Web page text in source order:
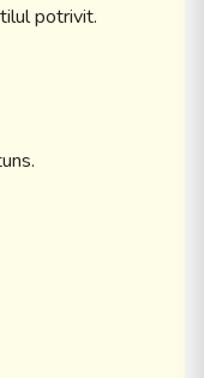
potrivit.